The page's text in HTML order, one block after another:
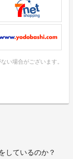
い場合がございます。
しているのか？